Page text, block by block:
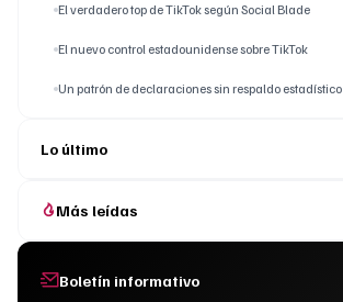
El verdadero top de TikTok según Social Blade
El nuevo control estadounidense sobre TikTok
Un patrón de declaraciones sin respaldo estadístico
Lo último
Más leídas
Boletín informativo